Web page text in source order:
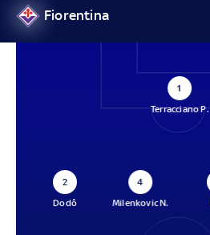
Fiorentina
1
Terracciano P.
2
Dodô
4
Milenkovic N.